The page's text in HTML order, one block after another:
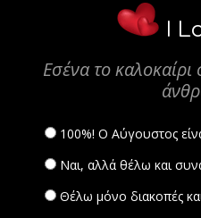
I
Εσένα το καλοκαίρι
100%! Ο Αύγουστος
Ναι, αλλά θέλω και
Θέλω μόνο διακοπές